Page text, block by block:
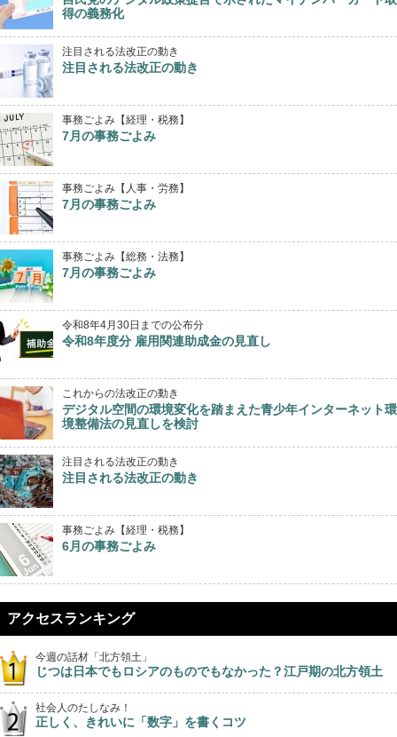
得の義務化
注目される法改正の動き
注目される法改正の動き
事務ごよみ【経理・税務】
7月の事務ごよみ
事務ごよみ【人事・労務】
7月の事務ごよみ
事務ごよみ【総務・法務】
7月の事務ごよみ
令和8年4月30日までの公布分
令和8年度分 雇用関連助成金の見直し
これからの法改正の動き
デジタル空間の環境変化を踏まえた青少年インターネット環
境整備法の見直しを検討
注目される法改正の動き
注目される法改正の動き
事務ごよみ【経理・税務】
6月の事務ごよみ
アクセスランキング
今週の話材「北方領土」
じつは日本でもロシアのものでもなかった？江戸期の北方領土
社会人のたしなみ！
正しく、きれいに「数字」を書くコツ